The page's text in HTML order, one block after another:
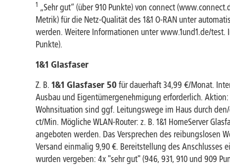
1 „Sehr gut“ (über 910 Punkte) von connect
Metrik) für die Netz-Qualität des 1&1 O-RAN unter
werden. Weitere Informationen unter www.1und1.de/test.
Punkte).
1&1 Glasfaser
Z. B. 1&1 Glasfaser 50für dauerhaft 34,99 €/Monat.
Ausbau und Eigentümergenehmigung erforderlich.
Wohnsituation sind ggf. Leitungswege im Haus durch
ct/Min. Mögliche WLAN-Router: z. B. 1&1 HomeServer
angeboten werden. Das Versprechen des reibungslosen
Versand einmalig 9,90 €. Bereitstellung des Anschlusses
wurden vergeben: 4x "sehr gut" (946, 931, 910 und 909